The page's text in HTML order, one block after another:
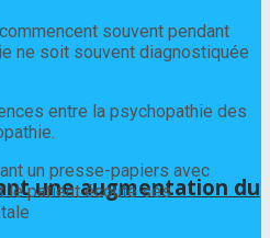
une augmentation du
souvent pendant
ne soit souvent diagnostiquée
entre la psychopathie des